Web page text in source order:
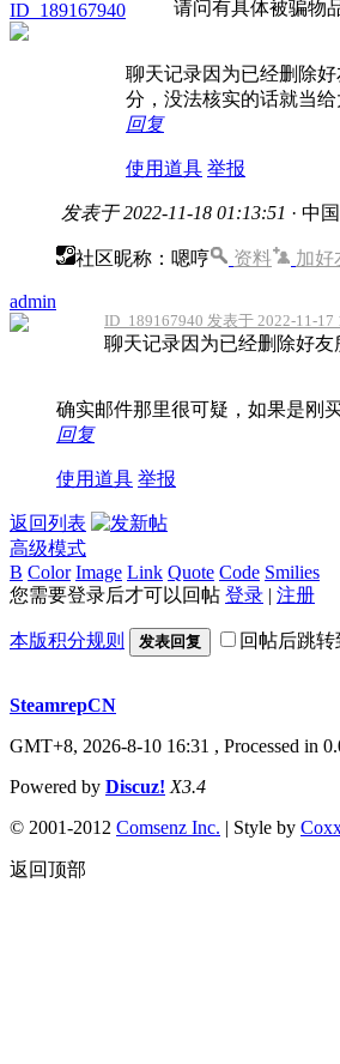
ID_189167940 请问有具体被骗物
聊天记录因为已经删除
分，没法核实的话就当
回复
使用道具 举报
admin
发表于 2022-11-18 01:13:51 · 中
社区昵称：嗯哼 资料 加好
ID_189167940 发表于 2022-11-17
聊天记录因为已经删除好
确实邮件那里很可疑，如果是刚
回复
使用道具 举报
返回列表
高级模式
B Color Image Link Quote Code Smilies
您需要登录后才可以回帖 登录 | 注册
本版积分规则 发表回复 回帖后跳
SteamrepCN
GMT+8, 2026-8-10 16:31 , Processed in
Powered by Discuz! X3.4
© 2001-2012 Comsenz Inc. | Style by
返回顶部